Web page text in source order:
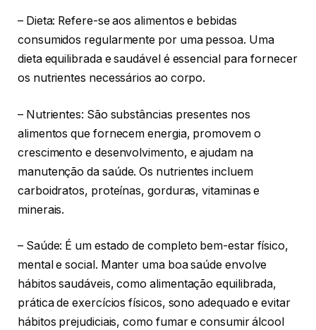
– Dieta: Refere-se aos alimentos e bebidas
consumidos regularmente por uma pessoa. Uma
dieta equilibrada e saudável é essencial para fornecer
os nutrientes necessários ao corpo.
– Nutrientes: São substâncias presentes nos
alimentos que fornecem energia, promovem o
crescimento e desenvolvimento, e ajudam na
manutenção da saúde. Os nutrientes incluem
carboidratos, proteínas, gorduras, vitaminas e
minerais.
– Saúde: É um estado de completo bem-estar físico,
mental e social. Manter uma boa saúde envolve
hábitos saudáveis, como alimentação equilibrada,
prática de exercícios físicos, sono adequado e evitar
hábitos prejudiciais, como fumar e consumir álcool